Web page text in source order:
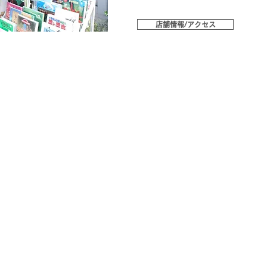
店舗情報/アクセス